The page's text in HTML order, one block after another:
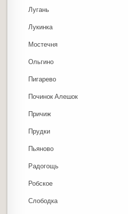
Лугань
Лукинка
Мостечня
Ольгино
Пигарево
Починок Алешок
Причиж
Прудки
Пьяново
Радогощь
Робское
Слободка